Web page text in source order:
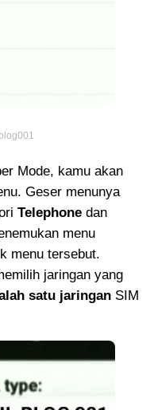
Mode, kamu akan
Geser menunya
Telephone dan
menu
menu tersebut.
jaringan yang
satu jaringan SIM